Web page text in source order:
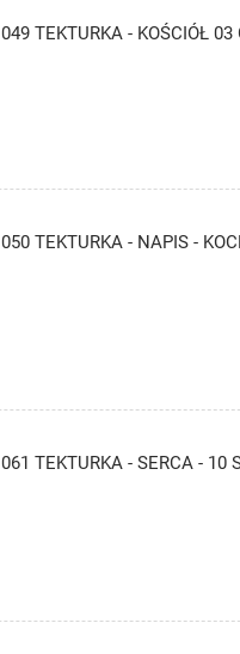
049 TEKTURKA - KOŚCIÓŁ 03
050 TEKTURKA - NAPIS -
061 TEKTURKA - SERCA - 10